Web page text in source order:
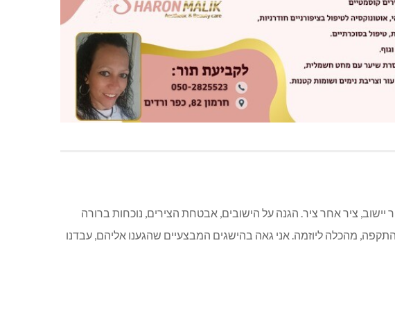
ציר אחר ציר. הגנה על הישובים, אבטחת הצירים, נוכחות ברורה
מהכלה ליוזמה. אני גאה בהישגים המבצעיים שהגענו אליהם, עבדנו